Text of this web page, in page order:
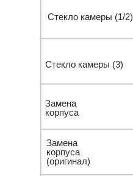
Стекло камеры (3)
Стекло камеры (1/2)
Замена
корпуса
(оригинал)
Замена
корпуса